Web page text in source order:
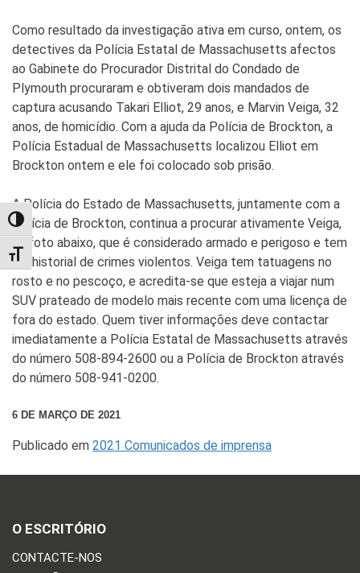
TOGGLE HIGH CONTRAST
TOGGLE FONT SIZE
Como resultado da investigação ativa em curso, ontem, os
detectives da Polícia Estatal de Massachusetts afectos
ao Gabinete do Procurador Distrital do Condado de
Plymouth procuraram e obtiveram dois mandados de
captura acusando Takari Elliot, 29 anos, e Marvin Veiga, 32
anos, de homicídio. Com a ajuda da Polícia de Brockton, a
Polícia Estadual de Massachusetts localizou Elliot em
Brockton ontem e ele foi colocado sob prisão.
A Polícia do Estado de Massachusetts, juntamente com a
Polícia de Brockton, continua a procurar ativamente Veiga,
na foto abaixo, que é considerado armado e perigoso e tem
um historial de crimes violentos. Veiga tem tatuagens no
rosto e no pescoço, e acredita-se que esteja a viajar num
SUV prateado de modelo mais recente com uma licença de
fora do estado. Quem tiver informações deve contactar
imediatamente a Polícia Estatal de Massachusetts através
do número 508-894-2600 ou a Polícia de Brockton através
do número 508-941-0200.
6 DE MARÇO DE 2021
Publicado em 2021 Comunicados de imprensa
O ESCRITÓRIO
CONTACTE-NOS